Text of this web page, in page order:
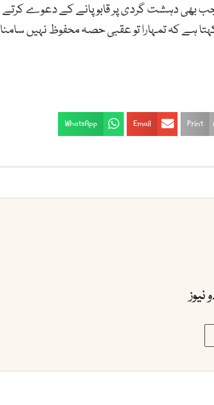
بھی دہشت گردی پر قابو پانے کے دعوے کرتے
ہے کہ تمہارا تو عقبی حصہ محفوظ نہیں سامنا
Print
Email
WhatsApp
نیوز